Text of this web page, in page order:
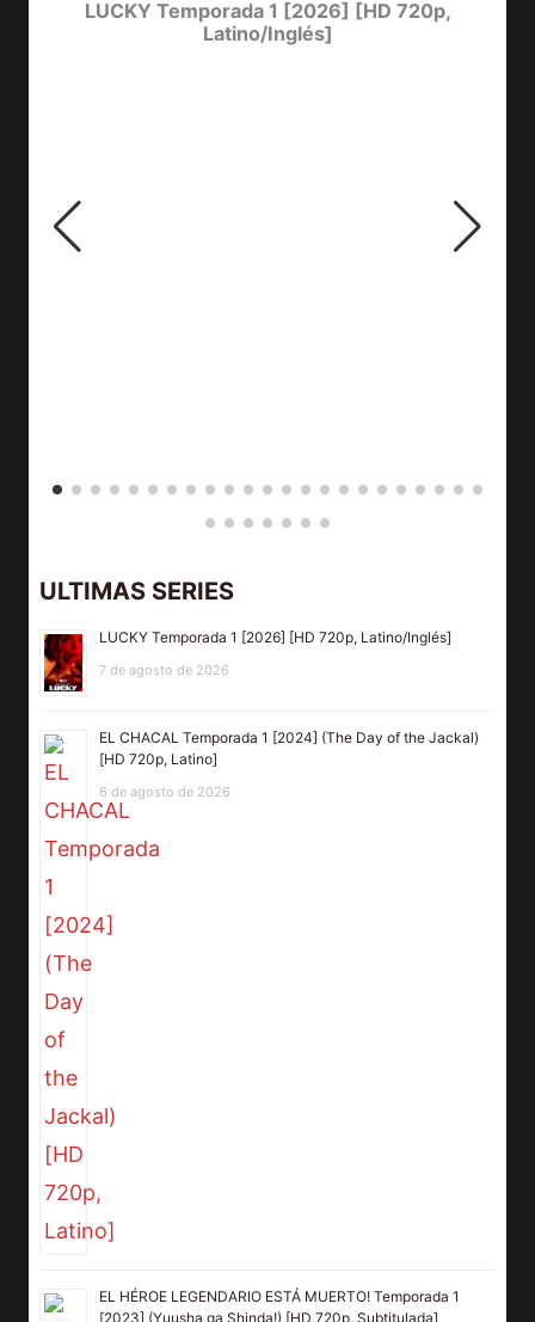
LUCKY Temporada 1 [2026] [HD 720p,
Latino/Inglés]
ULTIMAS SERIES
LUCKY Temporada 1 [2026] [HD 720p, Latino/Inglés]
7 de agosto de 2026
EL CHACAL Temporada 1 [2024] (The Day of the Jackal)
[HD 720p, Latino]
6 de agosto de 2026
EL HÉROE LEGENDARIO ESTÁ MUERTO! Temporada 1
[2023] (Yuusha ga Shinda!) [HD 720p, Subtitulada]